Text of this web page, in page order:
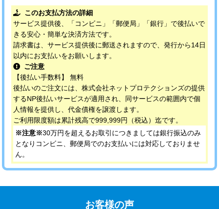
このお支払方法の詳細
サービス提供後、「コンビニ」「郵便局」「銀行」で後払いで
きる安心・簡単な決済方法です。
請求書は、サービス提供後に郵送されますので、発行から14日
以内にお支払いをお願いします。
ご注意
【後払い手数料】 無料
後払いのご注文には、株式会社ネットプロテクションズの提供
するNP後払いサービスが適用され、同サービスの範囲内で個
人情報を提供し、代金債権を譲渡します。
ご利用限度額は累計残高で999,999円（税込）迄です。
※注意※30万円を超えるお取引につきましては銀行振込のみ
となりコンビニ、郵便局でのお支払いには対応しておりませ
ん。
お客様の声